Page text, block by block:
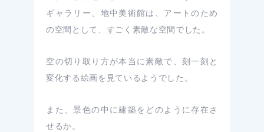
ギャラリー、地中美術館は、アートのため
の空間として、すごく素敵な空間でした。
空の切り取り方が本当に素敵で、刻一刻と
変化する絵画を見ているようでした。
また、景色の中に建築をどのように存在さ
せるか。